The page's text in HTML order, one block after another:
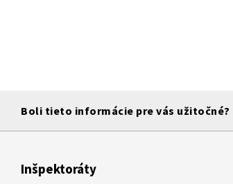
Boli tieto informácie pre vás užitočné?
Inšpektoráty